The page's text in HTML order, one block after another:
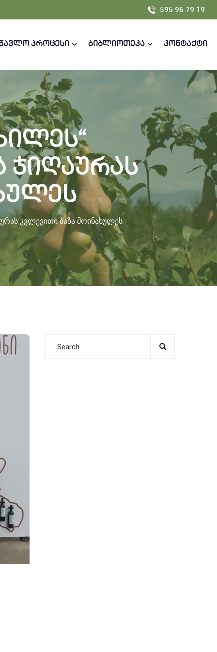
595 96 79 19
პროცესი ბიბლიოთეკა კონტაქტი
ჯიღაურას
კვლევითი ბაზა მოინახულეს